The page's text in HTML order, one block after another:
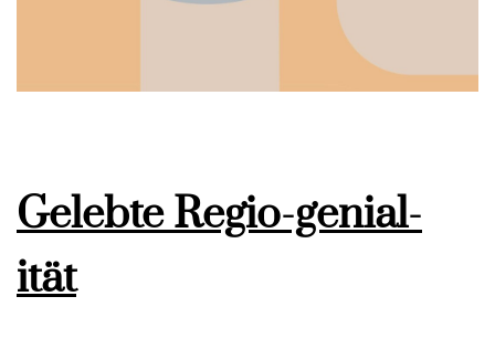
Gelebte Regio-genial-
ität